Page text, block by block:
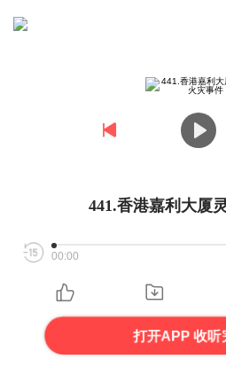
441.香港嘉利大厦
00:00
打开APP 收听